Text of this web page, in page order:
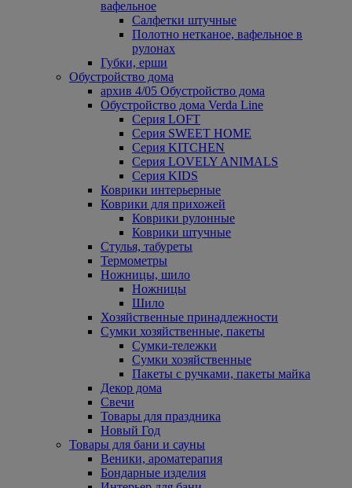
вафельное
Салфетки штучные
Полотно нетканое, вафельное в
рулонах
Губки, ерши
Обустройство дома
архив 4/05 Обустройство дома
Обустройство дома Verda Line
Серия LOFT
Серия SWEET HOME
Серия KITCHEN
Серия LOVELY ANIMALS
Серия KIDS
Коврики интерьерные
Коврики для прихожей
Коврики рулонные
Коврики штучные
Стулья, табуреты
Термометры
Ножницы, шило
Ножницы
Шило
Хозяйственные принадлежности
Сумки хозяйственные, пакеты
Сумки-тележки
Сумки хозяйственные
Пакеты с ручками, пакеты майка
Декор дома
Свечи
Товары для праздника
Новый Год
Товары для бани и сауны
Веники, ароматерапия
Бондарные изделия